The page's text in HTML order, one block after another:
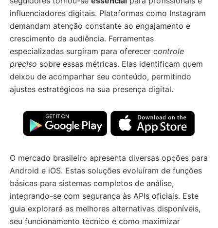
influenciadores digitais. Plataformas como Instagram
demandam atenção constante ao engajamento e
crescimento da audiência. Ferramentas
especializadas surgiram para oferecer controle
preciso sobre essas métricas. Elas identificam quem
deixou de acompanhar seu conteúdo, permitindo
ajustes estratégicos na sua presença digital.
O mercado brasileiro apresenta diversas opções para
Android e iOS. Estas soluções evoluíram de funções
básicas para sistemas completos de análise,
integrando-se com segurança às APIs oficiais. Este
guia explorará as melhores alternativas disponíveis,
seu funcionamento técnico e como maximizar